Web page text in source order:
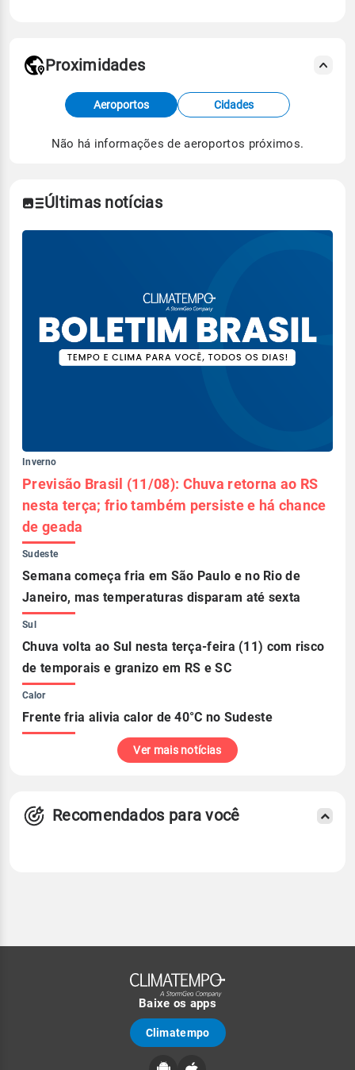
Fonte: dados combinados de estações
meteorológicas e satélite do Centro de Previsão
de Tempo e Estudos Climáticos (CPTEC).
Proximidades
Aeroportos Cidades
Não há informações de aeroportos próximos.
Últimas notícias
Inverno
Previsão Brasil (11/08): Chuva retorna ao RS
nesta terça; frio também persiste e há chance
de geada
Sudeste
Semana começa fria em São Paulo e no Rio de
Janeiro, mas temperaturas disparam até sexta
Sul
Chuva volta ao Sul nesta terça-feira (11) com risco
de temporais e granizo em RS e SC
Calor
Frente fria alivia calor de 40°C no Sudeste
Ver mais notícias
Recomendados para você
Baixe os apps
Climatempo